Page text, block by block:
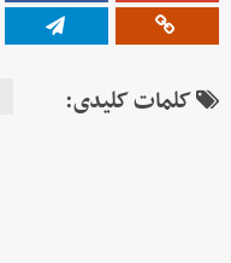
کلمات کلیدی: